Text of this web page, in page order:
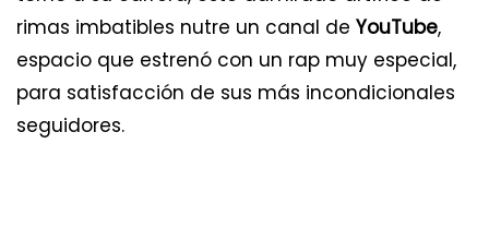
rimas imbatibles nutre un canal de YouTube,
espacio que estrenó con un rap muy especial,
para satisfacción de sus más incondicionales
seguidores.